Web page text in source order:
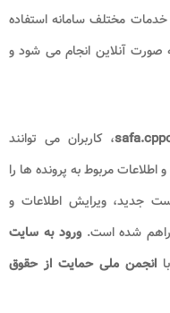
مختلف سامانه استفاده
صورت آنلاین انجام می شود و
، کاربران می توانند
مربوط به پرونده ها را
جدید، ویرایش اطلاعات و
فراهم شده است.ورود به سایت
انجمن ملی حمایت از حقوق